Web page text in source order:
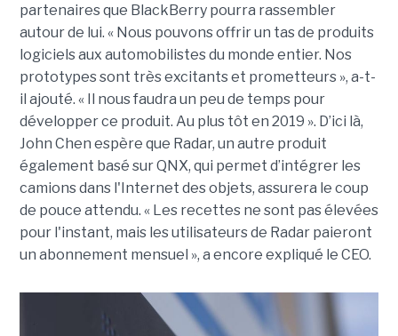
partenaires que BlackBerry pourra rassembler
autour de lui. « Nous pouvons offrir un tas de produits
logiciels aux automobilistes du monde entier. Nos
prototypes sont très excitants et prometteurs », a-t-
il ajouté. « Il nous faudra un peu de temps pour
développer ce produit. Au plus tôt en 2019 ». D’ici là,
John Chen espère que Radar, un autre produit
également basé sur QNX, qui permet d’intégrer les
camions dans l'Internet des objets, assurera le coup
de pouce attendu. « Les recettes ne sont pas élevées
pour l'instant, mais les utilisateurs de Radar paieront
un abonnement mensuel », a encore expliqué le CEO.